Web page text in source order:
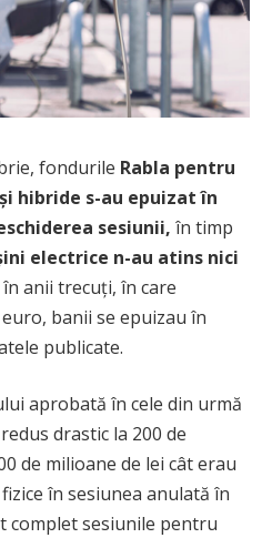
fondurile Rabla pentru
hibride s-au epuizat în
sesiunii, în timp
electrice n-au atins nici
în anii trecuți, în care
banii se epuizau în
publicate.
aprobată în cele din urmă
drastic la 200 de
de milioane de lei cât erau
în sesiunea anulată în
complet sesiunile pentru